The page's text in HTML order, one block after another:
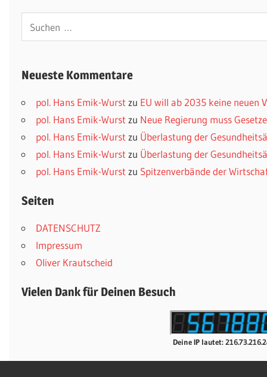
nach:
Neueste Kommentare
pol. Hans Emik-Wurst zu EU will ab 2035 keine neuen
pol. Hans Emik-Wurst zu Neue Regierung muss
pol. Hans Emik-Wurst zu Überlastung der
pol. Hans Emik-Wurst zu Überlastung der
pol. Hans Emik-Wurst zu Spitzenverbände der
Seiten
DATENSCHUTZ
Impressum
Oliver Krautscheid
Vielen Dank für Deinen Besuch
Deine IP lautet: